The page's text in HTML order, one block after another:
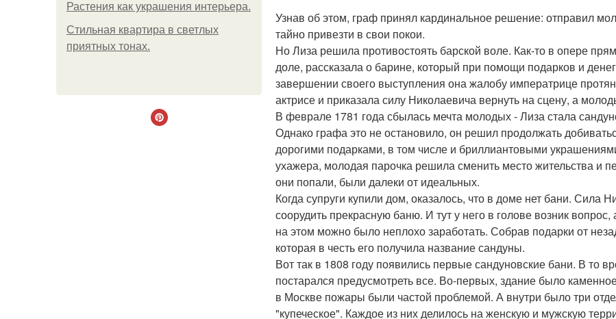
Растения как украшения интерьера.
Стильная квартира в светлых
приятных тонах.
Узнав об этом, граф принял кардинальное решение: отправил
тайно привезти в свои покои.
Но Лиза решила противостоять барской воле. Как-то в опере
доле, рассказала о барине, который при помощи подарков и
завершении своего выступления она жалобу императрице
актрисе и приказала силу Николаевича вернуть на сцену, а
В феврале 1781 года сбылась мечта молодых - Лиза стала
Однако графа это не остановило, он решил продолжать
дорогими подарками, в том числе и бриллиантовыми
ухажера, молодая парочка решила сменить место жительства и
они попали, были далеки от идеальных.
Когда супруги купили дом, оказалось, что в доме нет бани. Сила
соорудить прекрасную баню. И тут у него в голове возник
на этом можно было неплохо заработать. Собрав подарки от
которая в честь его получила название сандуны.
Вот так в 1808 году появились первые сандуновские бани. В то
постарался предусмотреть все. Во-первых, здание было
в Москве пожары были частой проблемой. А внутри было три
"купеческое". Каждое из них делилось на женскую и мужскую